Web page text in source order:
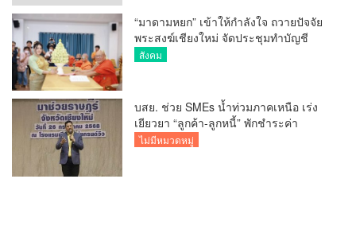
“มาดามหยก” เข้าให้กำลังใจ ถวายปัจจัย
พระสงฆ์เชียงใหม่ จัดประชุมทำบัญชี
รายรับรายจ่ายของวัด กว่า 300 รูป ที่วัด
สังคม
บสย. ช่วย SMEs น้ำท่วมภาคเหนือ เร่ง
เยียวยา “ลูกค้า-ลูกหนี้” พักชำระค่า
ธรรมเนียม-ค่างวด
ไม่มีหมวดหมู่